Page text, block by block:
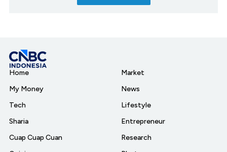
Home
My Money
Tech
Sharia
Cuap Cuap Cuan
Market
News
Lifestyle
Entrepreneur
Research